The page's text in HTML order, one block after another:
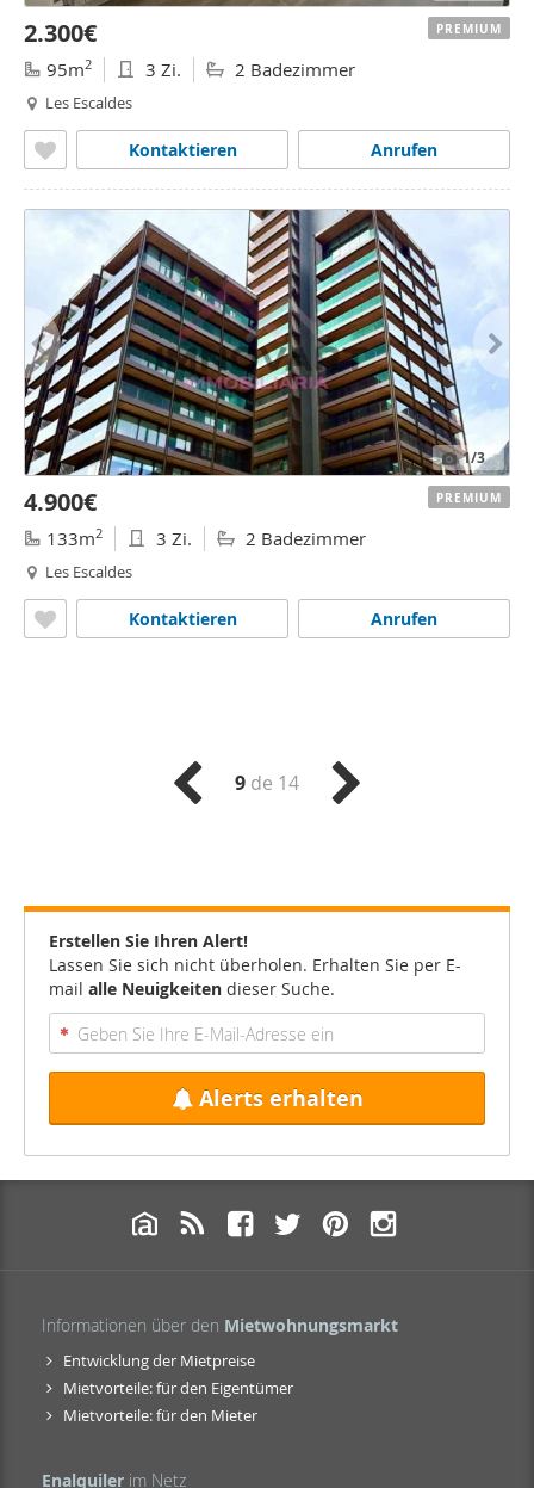
2.300€
95m2 3 Zi. 2 Badezimmer
Les Escaldes
Anrufen
Kontaktieren
PREMIUM
1/3
4.900€
133m2 3 Zi. 2 Badezimmer
Les Escaldes
Anrufen
Kontaktieren
PREMIUM
9 de 14
Erstellen Sie Ihren Alert!
Lassen Sie sich nicht überholen. Erhalten Sie per E-
mail alle Neuigkeiten dieser Suche.
Alerts erhalten
Informationen über den Mietwohnungsmarkt
Entwicklung der Mietpreise
Mietvorteile: für den Eigentümer
Mietvorteile: für den Mieter
Enalquiler im Netz